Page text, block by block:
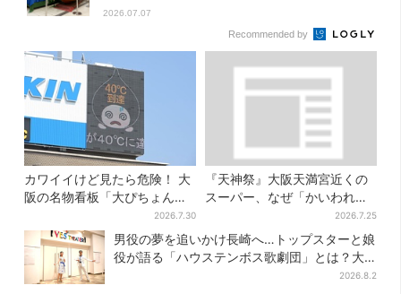
2026.07.07
Recommended by
カワイイけど見たら危険！ 大
阪の名物看板「大ぴちょんく
ん」に異変、青→真っ黒に…
2026.7.30
『天神祭』大阪天満宮近くの
スーパー、なぜ「かいわれ」
が山積み？ 実は昔ながらの食
文化
2026.7.25
男役の夢を追いかけ長崎へ…トップスターと娘
役が語る「ハウステンボス歌劇団」とは？大
2026.8.2